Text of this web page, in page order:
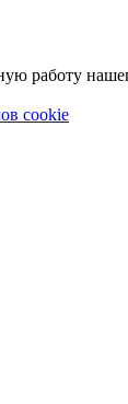
работу
cookie